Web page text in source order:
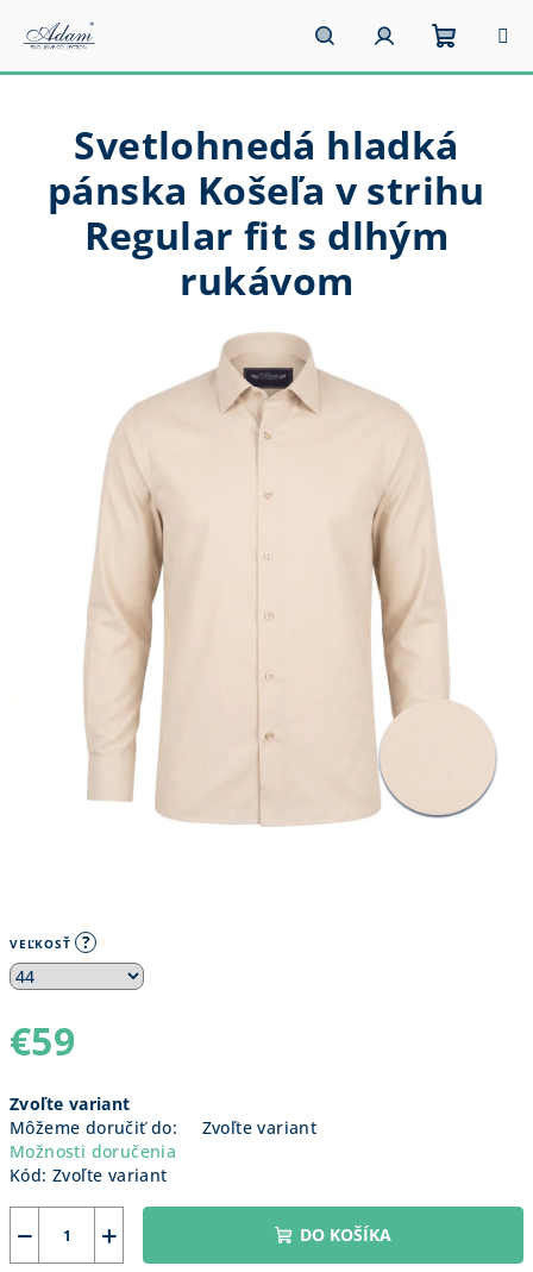
obsah
HľadaťPrihlásenie
košík
VEĽKOSŤ ?
€59
cena:
Zvoľte variant
Môžeme doručiť do:
Zvoľte variant
Možnosti doručenia
Kód: Zvoľte variant
+
− DO KOŠÍKA
Svetlohnedá hladká
pánska Košeľa v strihu
Regular fit s dlhým
rukávom